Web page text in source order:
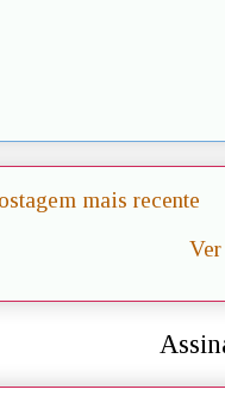
mais recente